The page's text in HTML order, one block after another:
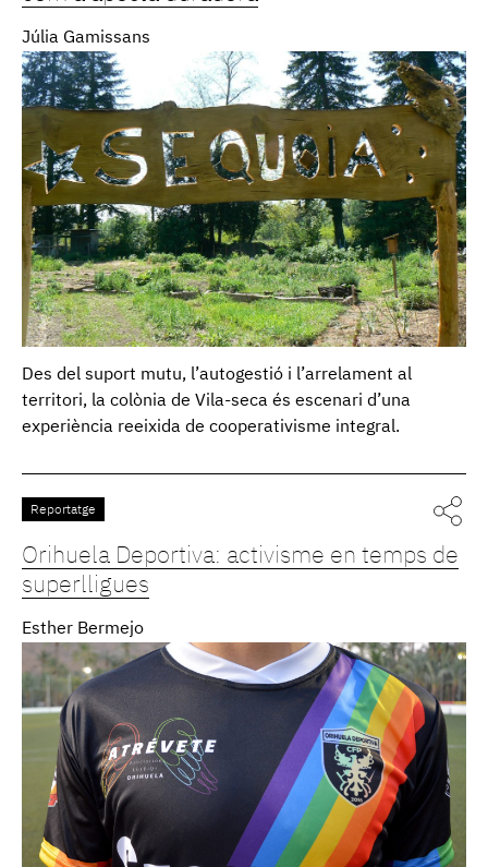
Júlia Gamissans
Des del suport mutu, l’autogestió i l’arrelament al
territori, la colònia de Vila-seca és escenari d’una
experiència reeixida de cooperativisme integral.
Reportatge
Orihuela Deportiva: activisme en temps de
superlligues
Esther Bermejo